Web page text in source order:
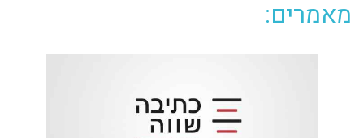
מאמרים: